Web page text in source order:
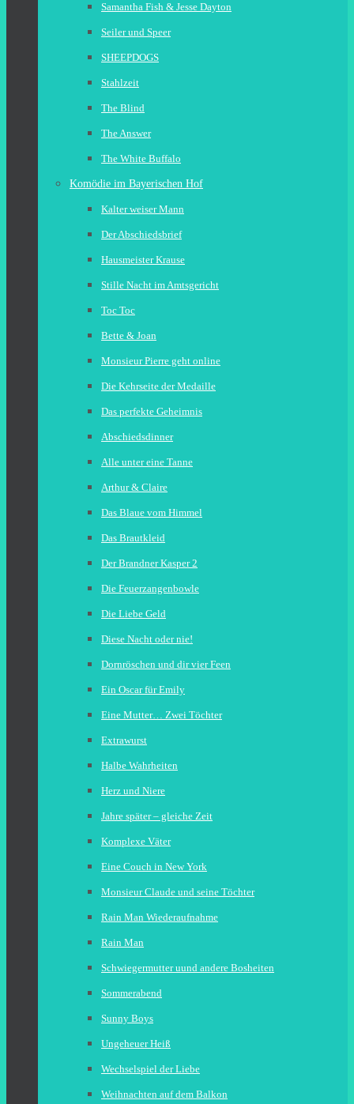
Samantha Fish & Jesse Dayton
Seiler und Speer
SHEEPDOGS
Stahlzeit
The Blind
The Answer
The White Buffalo
Komödie im Bayerischen Hof
Kalter weiser Mann
Der Abschiedsbrief
Hausmeister Krause
Stille Nacht im Amtsgericht
Toc Toc
Bette & Joan
Monsieur Pierre geht online
Die Kehrseite der Medaille
Das perfekte Geheimnis
Abschiedsdinner
Alle unter eine Tanne
Arthur & Claire
Das Blaue vom Himmel
Das Brautkleid
Der Brandner Kasper 2
Die Feuerzangenbowle
Die Liebe Geld
Diese Nacht oder nie!
Dornröschen und dir vier Feen
Ein Oscar für Emily
Eine Mutter… Zwei Töchter
Extrawurst
Halbe Wahrheiten
Herz und Niere
Jahre später – gleiche Zeit
Komplexe Väter
Eine Couch in New York
Monsieur Claude und seine Töchter
Rain Man Wiederaufnahme
Rain Man
Schwiegermutter uund andere Bosheiten
Sommerabend
Sunny Boys
Ungeheuer Heiß
Wechselspiel der Liebe
Weihnachten auf dem Balkon